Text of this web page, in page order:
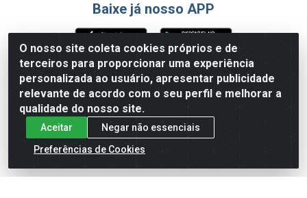
O nosso site coleta cookies próprios e de
terceiros para proporcionar uma experiência
personalizada ao usuário, apresentar publicidade
relevante de acordo com o seu perfil e melhorar a
qualidade do nosso site.
Aceitar
Negar não essenciais
Preferências de Cookies
Baixe já nosso APP
Formas de Pagamento